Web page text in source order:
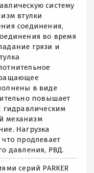
систему
втулки
соединения,
во время
грязи и
в виде
повышает
гидравлическим
механизм
Нагрузка
продлевает
давления, РВД.
серий PARKER